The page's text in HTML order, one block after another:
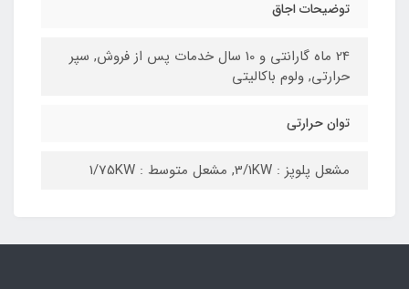
توضیحات اجاق
24 ماه گارانتی و 10 سال خدمات پس از فروش, سپر
حرارتی, ولوم باکالیتی
توان حرارتی
مشعل پلوپز : 3/1KW, مشعل متوسط : 1/75KW